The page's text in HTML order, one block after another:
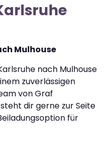
Mulhouse
nach Mulhouse
zuverlässigen
von Graf
dir gerne zur Seite
für